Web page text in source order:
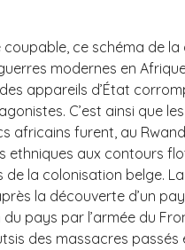
ce schéma de la
modernes en
appareils d’État
C’est ainsi que
africains furent, au
ethniques aux contours
la colonisation belge.
la découverte d’un
pays par l’armée du
des massacres passés